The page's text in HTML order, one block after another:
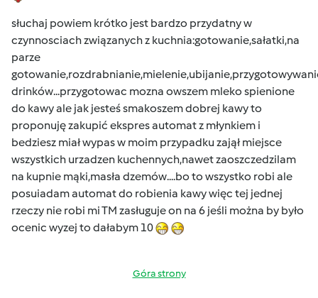
słuchaj powiem krótko jest bardzo przydatny w
czynnosciach związanych z kuchnia:gotowanie,sałatki,na
parze
drinków...przygotowac mozna owszem mleko spienione
do kawy ale jak jesteś smakoszem dobrej kawy to
proponuję zakupić ekspres automat z młynkiem i
bedziesz miał wypas w moim przypadku zajął miejsce
wszystkich urzadzen kuchennych,nawet zaoszczedzilam
na kupnie mąki,masła dzemów....bo to wszystko robi ale
posuiadam automat do robienia kawy więc tej jednej
rzeczy nie robi mi TM zasługuje on na 6 jeśli można by było
ocenic wyzej to dałabym 10
Góra strony